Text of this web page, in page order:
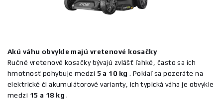
Akú váhu obvykle majú vretenové kosačky
Ručné vretenové kosačky bývajú zvlášť ľahké, často sa ich
hmotnosť pohybuje medzi 5 a 10 kg . Pokiaľ sa pozeráte na
elektrické či akumulátorové varianty, ich typická váha je obvykle
medzi 15 a 18 kg .